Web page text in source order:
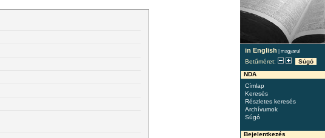
in English | magyarul
Betűméret:
Súgó
NDA
Címlap
Keresés
Részletes keresés
Archívumok
Súgó
Bejelentkezés